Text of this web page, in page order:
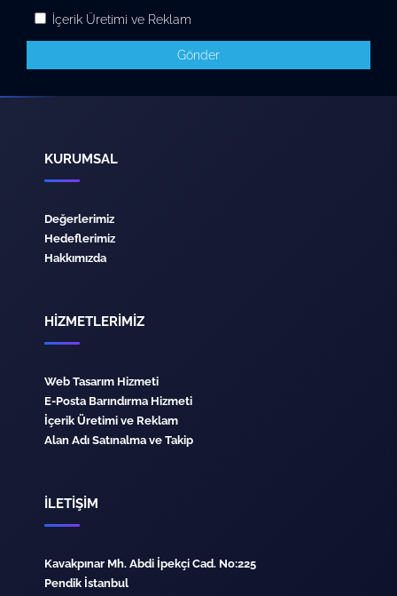
İçerik Üretimi ve Reklam
Gönder
KURUMSAL
Değerlerimiz
Hedeflerimiz
Hakkımızda
HİZMETLERİMİZ
Web Tasarım Hizmeti
E-Posta Barındırma Hizmeti
İçerik Üretimi ve Reklam
Alan Adı Satınalma ve Takip
İLETİŞİM
Kavakpınar Mh. Abdi İpekçi Cad. No:225
Pendik İstanbul